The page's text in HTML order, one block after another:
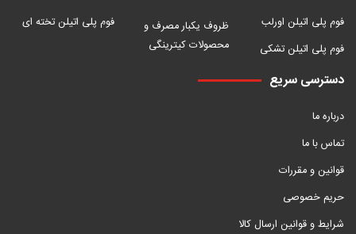
فوم پلی اتیلن اورلب
فوم پلی اتیلن تشکی
ظروف یکبار مصرف و
محصولات کیترینگی
فوم پلی اتیلن تخته ای
دسترسی سریع
درباره ما
تماس با ما
قوانین و مقررات
حریم خصوصی
شرایط و قوانین ارسال کالا